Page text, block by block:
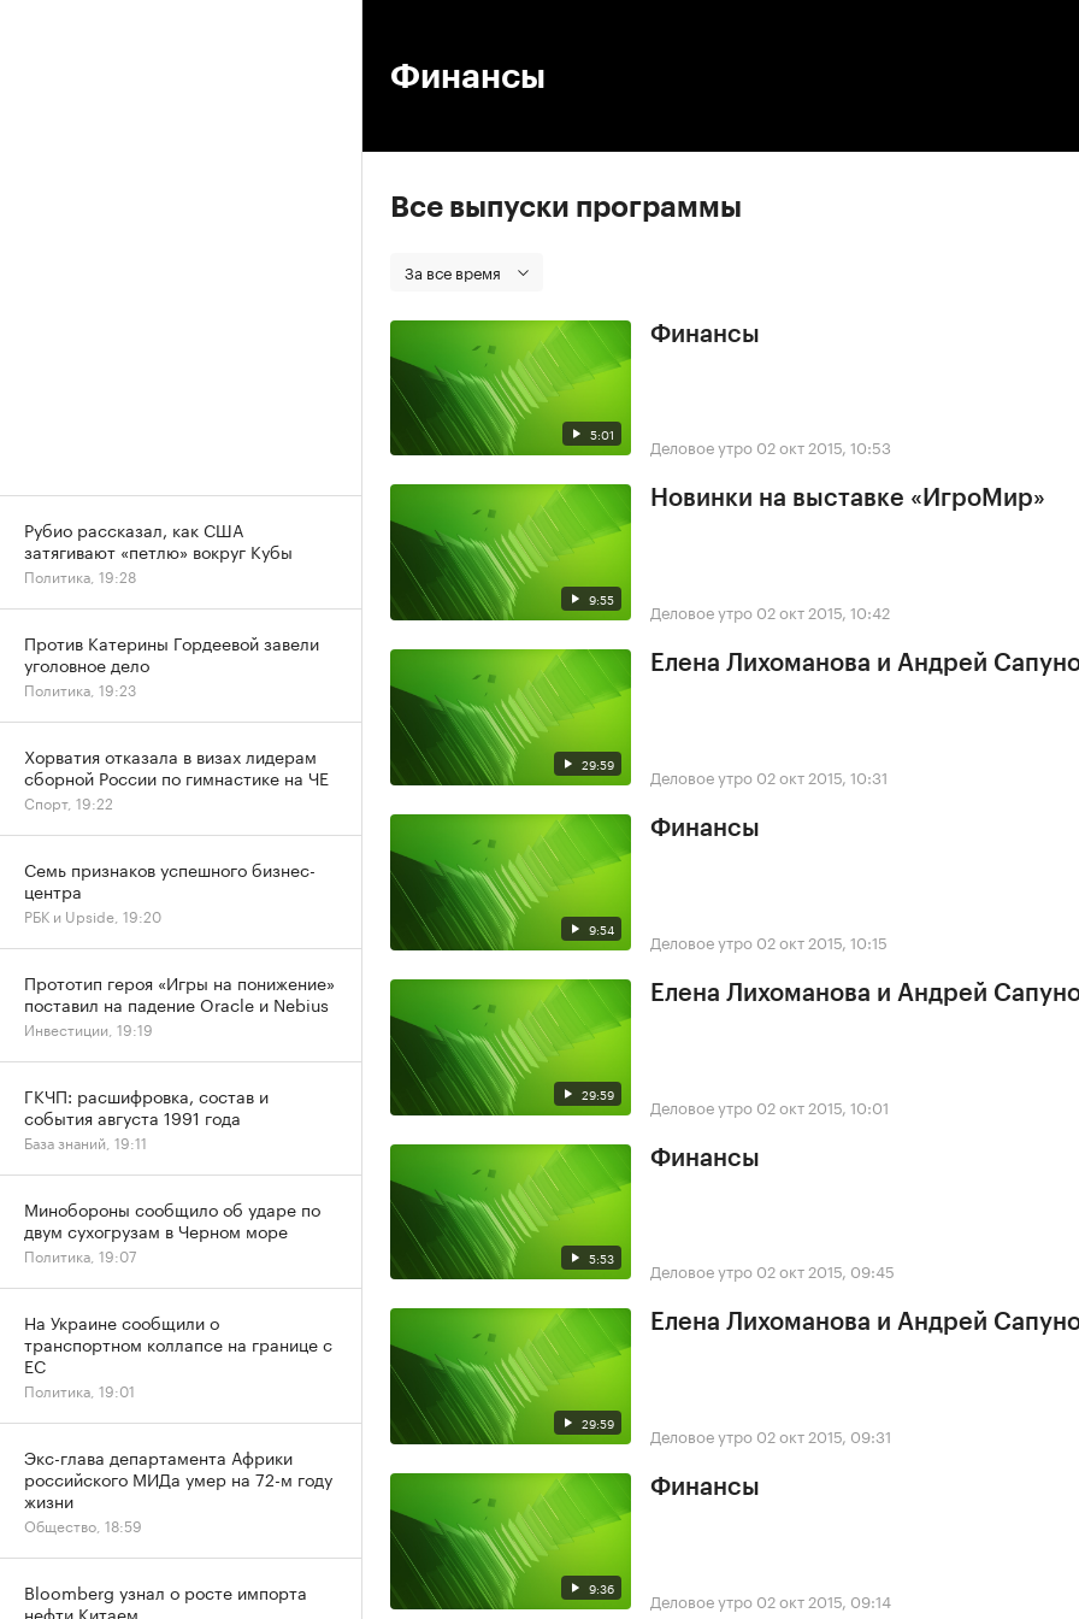
Финансы
Все выпуски программы
За все время
5:01
Финансы
Деловое утро 02 окт 2015, 10:53
9:55
Новинки на выставке «ИгроМир»
Деловое утро 02 окт 2015, 10:42
29:59
Елена Лихоманова и Андрей
Деловое утро 02 окт 2015, 10:31
9:54
Финансы
Деловое утро 02 окт 2015, 10:15
29:59
Елена Лихоманова и Андрей
Деловое утро 02 окт 2015, 10:01
5:53
Финансы
Деловое утро 02 окт 2015, 09:45
29:59
Елена Лихоманова и Андрей
Деловое утро 02 окт 2015, 09:31
9:36
Финансы
Деловое утро 02 окт 2015, 09:14
Рубио рассказал, как США
затягивают «петлю» вокруг Кубы
Политика, 19:28
Против Катерины Гордеевой завели
уголовное дело
Политика, 19:23
Хорватия отказала в визах лидерам
сборной России по гимнастике на ЧЕ
Спорт, 19:22
Семь признаков успешного бизнес-
центра
РБК и Upside, 19:20
Прототип героя «Игры на понижение»
поставил на падение Oracle и Nebius
Инвестиции, 19:19
ГКЧП: расшифровка, состав и
события августа 1991 года
База знаний, 19:11
Минобороны сообщило об ударе по
двум сухогрузам в Черном море
Политика, 19:07
На Украине сообщили о
транспортном коллапсе на границе с
ЕС
Политика, 19:01
Экс-глава департамента Африки
российского МИДа умер на 72-м году
жизни
Общество, 18:59
Bloomberg узнал о росте импорта
нефти Китаем